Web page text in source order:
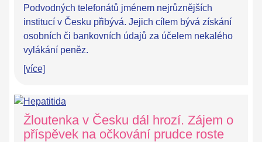
Podvodných telefonátů jménem nejrůznějších
institucí v Česku přibývá. Jejich cílem bývá získání
osobních či bankovních údajů za účelem nekalého
vylákání peněz.
[více]
Žloutenka v Česku dál hrozí. Zájem o
příspěvek na očkování prudce roste